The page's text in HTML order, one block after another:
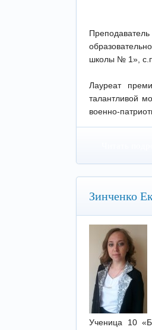
школы № 1»,
Лауреат
талантливой
военно-
Зинченко
Ученица 10